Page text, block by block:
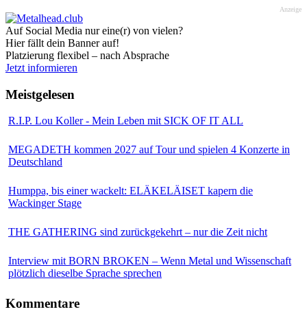
Anzeige
Auf Social Media nur eine(r) von vielen?
Hier fällt dein Banner auf!
Platzierung flexibel – nach Absprache
Jetzt informieren
Meistgelesen
R.I.P. Lou Koller - Mein Leben mit SICK OF IT ALL
MEGADETH kommen 2027 auf Tour und spielen 4 Konzerte in
Deutschland
Humppa, bis einer wackelt: ELÄKELÄISET kapern die
Wackinger Stage
THE GATHERING sind zurückgekehrt – nur die Zeit nicht
Interview mit BORN BROKEN – Wenn Metal und Wissenschaft
plötzlich dieselbe Sprache sprechen
Kommentare